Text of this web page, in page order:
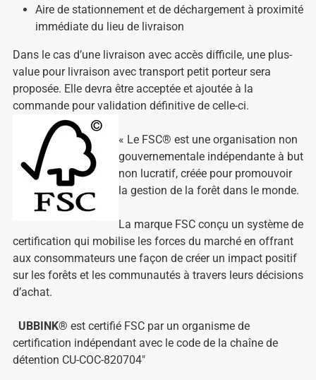
Aire de stationnement et de déchargement à proximité
immédiate du lieu de livraison
Dans le cas d’une livraison avec accès difficile, une plus-
value pour livraison avec transport petit porteur sera
proposée. Elle devra être acceptée et ajoutée à la
commande pour validation définitive de celle-ci.
« Le FSC® est une organisation non
gouvernementale indépendante à but
non lucratif, créée pour promouvoir
la gestion de la forêt dans le monde.
La marque FSC conçu un système de
certification qui mobilise les forces du marché en offrant
aux consommateurs une façon de créer un impact positif
sur les forêts et les communautés à travers leurs décisions
d’achat.
UBBINK® est certifié FSC par un organisme de
certification indépendant avec le code de la chaîne de
détention CU-COC-820704″